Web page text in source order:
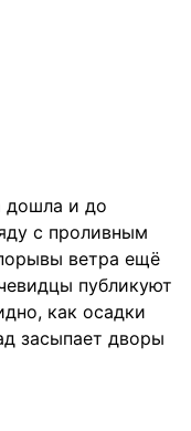
дошла и до
с проливным
ветра ещё
публикуют
как осадки
засыпает дворы